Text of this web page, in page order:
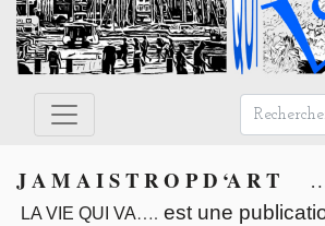
J A M A I S T R O P D ‘A R T …
LA VIE QUI VA…. est une